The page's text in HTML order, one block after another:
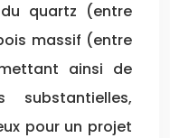
quartz (entre
massif (entre
ainsi de
substantielles,
pour un projet